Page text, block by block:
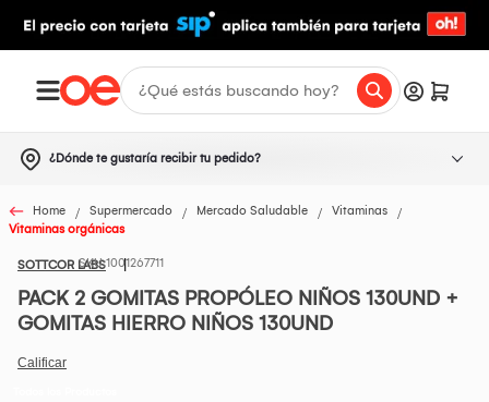
¿Dónde te gustaría recibir tu pedido?
Home Supermercado Mercado Saludable
Vitaminas
Vitaminas orgánicas
SOTTCOR LABS1001267711
PACK 2 GOMITAS PROPÓLEO NIÑOS 130UND +
GOMITAS HIERRO NIÑOS 130UND